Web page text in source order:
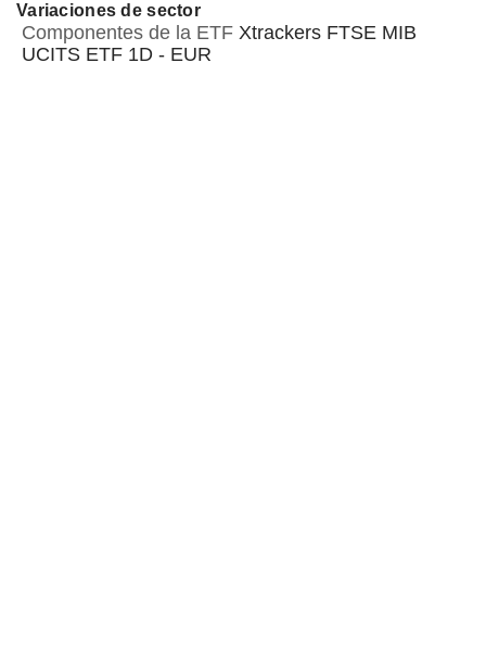
Variaciones de sector
Componentes de la ETF Xtrackers FTSE MIB
UCITS ETF 1D - EUR